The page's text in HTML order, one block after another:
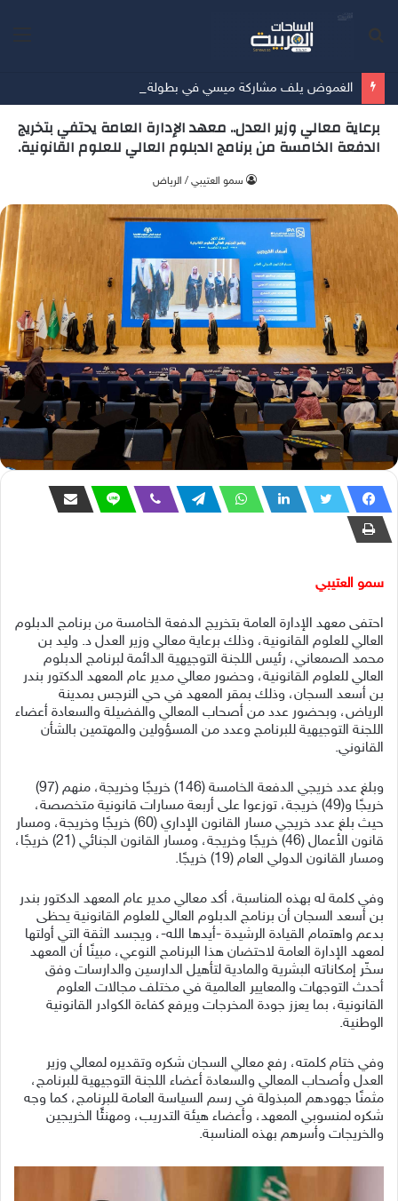
الغموض يلف مشاركة ميسي في بطولة كوبا أمريكا
برعاية معالي وزير العدل.. معهد الإدارة العامة يحتفي بتخريج
الدفعة الخامسة من برنامج الدبلوم العالي للعلوم القانونية.
سمو العتيبي / الرياض
سمو العتيبي
احتفى معهد الإدارة العامة بتخريج الدفعة الخامسة من برنامج الدبلوم
العالي للعلوم القانونية، وذلك برعاية معالي وزير العدل د. وليد بن
محمد الصمعاني، رئيس اللجنة التوجيهية الدائمة لبرنامج الدبلوم
العالي للعلوم القانونية، وحضور معالي مدير عام المعهد الدكتور بندر
بن أسعد السجان، وذلك بمقر المعهد في حي النرجس بمدينة
الرياض، وبحضور عدد من أصحاب المعالي والفضيلة والسعادة أعضاء
اللجنة التوجيهية للبرنامج وعدد من المسؤولين والمهتمين بالشأن
القانوني.
وبلغ عدد خريجي الدفعة الخامسة (146) خريجًا وخريجة، منهم (97)
خريجًا و(49) خريجة، توزعوا على أربعة مسارات قانونية متخصصة،
حيث بلغ عدد خريجي مسار القانون الإداري (60) خريجًا وخريجة، ومسار
قانون الأعمال (46) خريجًا وخريجة، ومسار القانون الجنائي (21) خريجًا،
ومسار القانون الدولي العام (19) خريجًا.
وفي كلمة له بهذه المناسبة، أكد معالي مدير عام المعهد الدكتور بندر
بن أسعد السجان أن برنامج الدبلوم العالي للعلوم القانونية يحظى
بدعم واهتمام القيادة الرشيدة -أيدها الله-، ويجسد الثقة التي أولتها
لمعهد الإدارة العامة لاحتضان هذا البرنامج النوعي، مبينًا أن المعهد
سخّر إمكاناته البشرية والمادية لتأهيل الدارسين والدارسات وفق
أحدث التوجهات والمعايير العالمية في مختلف مجالات العلوم
القانونية، بما يعزز جودة المخرجات ويرفع كفاءة الكوادر القانونية
الوطنية.
وفي ختام كلمته، رفع معالي السجان شكره وتقديره لمعالي وزير
العدل وأصحاب المعالي والسعادة أعضاء اللجنة التوجيهية للبرنامج،
مثمنًا جهودهم المبذولة في رسم السياسة العامة للبرنامج، كما وجه
شكره لمنسوبي المعهد، وأعضاء هيئة التدريب، ومهنئًا الخريجين
والخريجات وأسرهم بهذه المناسبة.